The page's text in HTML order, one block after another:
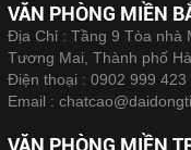
VĂN PHÒNG MIỀN
Địa Chỉ : Tầng 9 Tòa nhà
Tương Mai, Thành phố
Điện thoại : 0902 999
Email :
VĂN PHÒNG MIỀN